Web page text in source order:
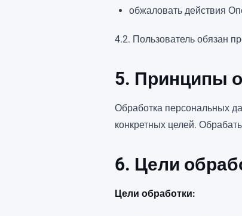
обжаловать действия
4.2. Пользователь обязан
5. Принципы
Обработка персональных
конкретных целей.
6. Цели
Цели обработки: